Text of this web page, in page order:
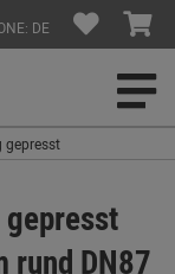
DE
gepresst
rund DN87